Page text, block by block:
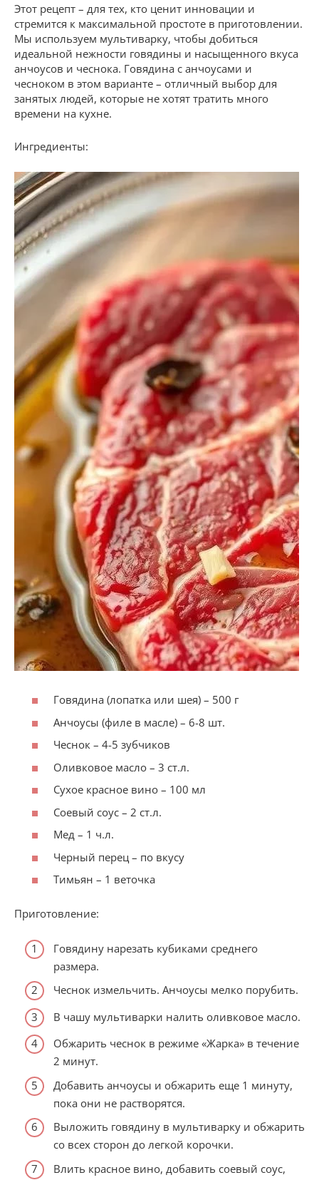
Этот рецепт – для тех, кто ценит инновации и
стремится к максимальной простоте в приготовлении.
Мы используем мультиварку, чтобы добиться
идеальной нежности говядины и насыщенного вкуса
анчоусов и чеснока. Говядина с анчоусами и
чесноком в этом варианте – отличный выбор для
занятых людей, которые не хотят тратить много
времени на кухне.
Ингредиенты:
Говядина (лопатка или шея) – 500 г
Анчоусы (филе в масле) – 6-8 шт.
Чеснок – 4-5 зубчиков
Оливковое масло – 3 ст.л.
Сухое красное вино – 100 мл
Соевый соус – 2 ст.л.
Мед – 1 ч.л.
Черный перец – по вкусу
Тимьян – 1 веточка
Приготовление:
Говядину нарезать кубиками среднего
размера.
Чеснок измельчить. Анчоусы мелко порубить.
В чашу мультиварки налить оливковое масло.
Обжарить чеснок в режиме «Жарка» в течение
2 минут.
Добавить анчоусы и обжарить еще 1 минуту,
пока они не растворятся.
Выложить говядину в мультиварку и обжарить
со всех сторон до легкой корочки.
Влить красное вино, добавить соевый соус,